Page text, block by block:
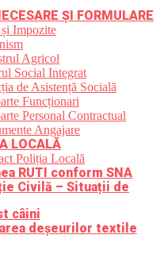
ȘI FORMULARE
Impozite
Agricol
Social Integrat
de Asistență Socială
Funcționari
Personal Contractual
Angajare
LOCALĂ
Poliția Locală
RUTI conform SNA
Civilă – Situații de
câini
deșeurilor textile